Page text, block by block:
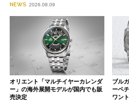
NEWS 2026.08.09
オリエント「マルチイヤーカレンダ
ー」の海外展開モデルが国内でも販
売決定
ブル
ーペ
ワン